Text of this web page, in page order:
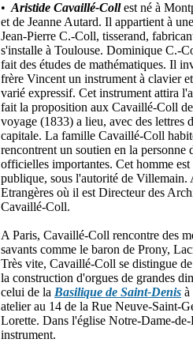
• Aristide Cavaillé-Coll est né à
et de Jeanne Autard. Il appartient à
Jean-Pierre C.-Coll, tisserand,
s'installe à Toulouse. Dominique C.-
fait des études de mathématiques. Il
frère Vincent un instrument à clavier
varié expressif. Cet instrument attira
fait la proposition aux Cavaillé-Coll
voyage (1833) a lieu, avec des lettres
capitale. La famille Cavaillé-Coll
rencontrent un soutien en la personne
officielles importantes. Cet homme
publique, sous l'autorité de Villemain.
Etrangères où il est Directeur des
Cavaillé-Coll.
A Paris, Cavaillé-Coll rencontre des
savants comme le baron de Prony,
Très vite, Cavaillé-Coll se distingue
la construction d'orgues de grandes
celui de la Basilique de Saint-Denis à
atelier au 14 de la Rue Neuve-Saint-
Lorette. Dans l'église Notre-Dame-
instrument.